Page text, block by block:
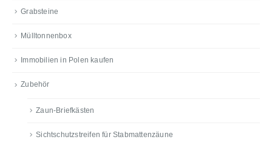
Grabsteine
Mülltonnenbox
Immobilien in Polen kaufen
Zubehör
Zaun-Briefkästen
Sichtschutzstreifen für Stabmattenzäune